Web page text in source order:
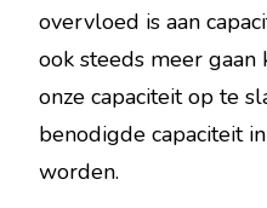
overvloed is aan
ook steeds meer gaan
onze capaciteit op te
benodigde capaciteit
worden.